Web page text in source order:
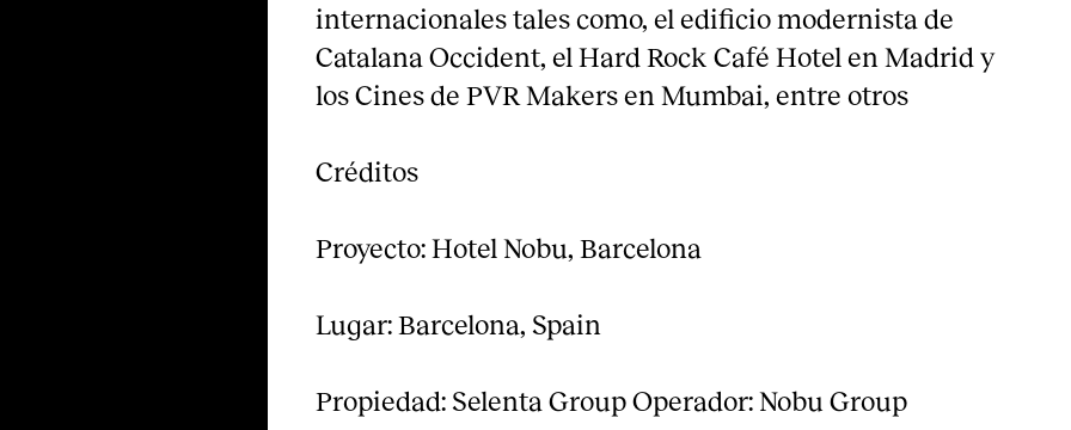
internacionales tales como, el edificio modernista de
Catalana Occident, el Hard Rock Café Hotel en Madrid y
los Cines de PVR Makers en Mumbai, entre otros
Créditos
Proyecto: Hotel Nobu, Barcelona
Lugar: Barcelona, Spain
Propiedad: Selenta Group Operador: Nobu Group